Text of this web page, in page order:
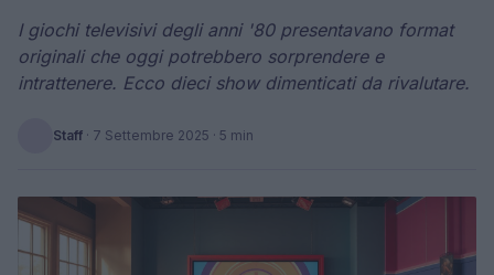
I giochi televisivi degli anni '80 presentavano format
originali che oggi potrebbero sorprendere e
intrattenere. Ecco dieci show dimenticati da rivalutare.
Staff · 7 Settembre 2025 · 5 min